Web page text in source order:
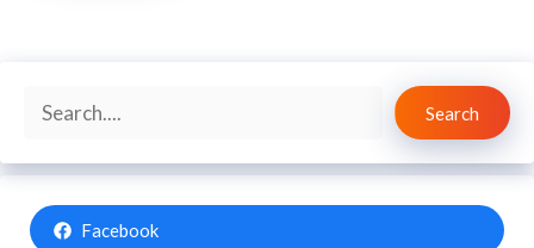
Search
Search
Facebook